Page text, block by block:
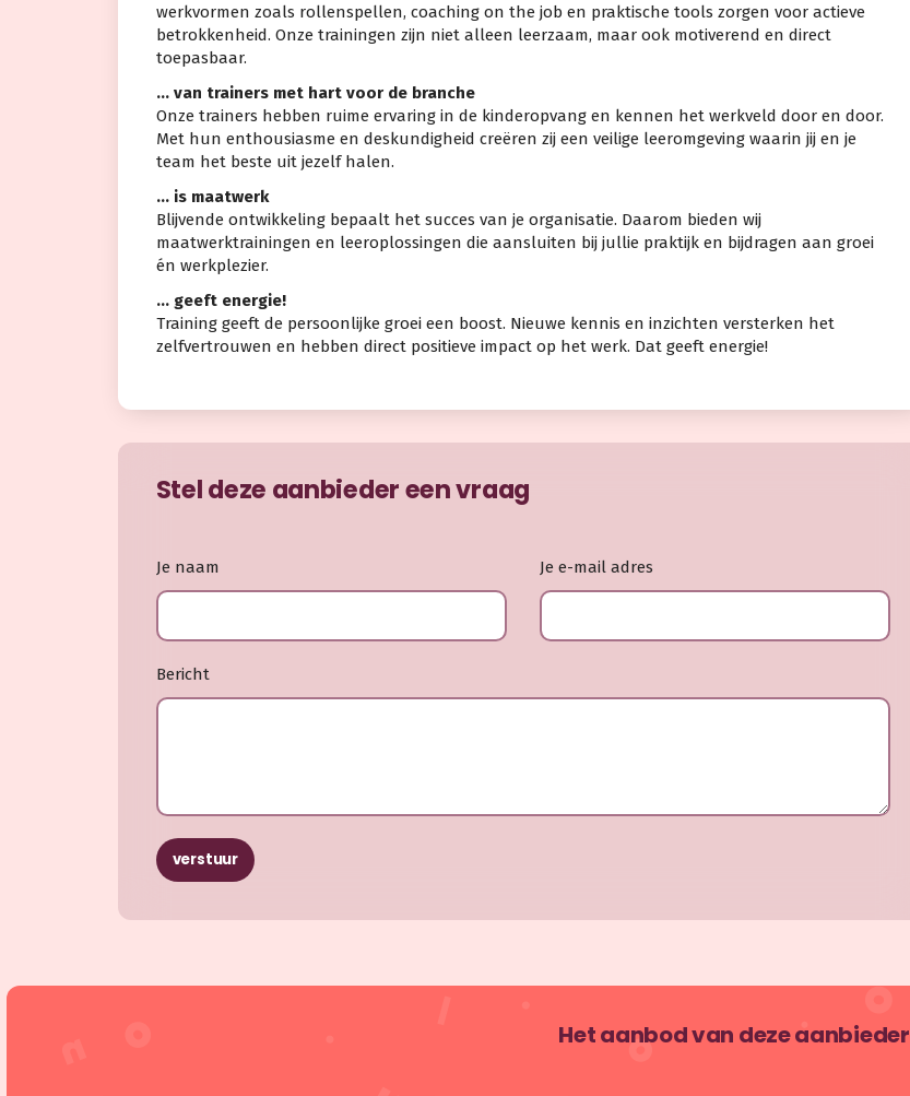
werkvormen zoals rollenspellen, coaching on the job en praktische tools zorgen voor actieve
betrokkenheid. Onze trainingen zijn niet alleen leerzaam, maar ook motiverend en direct
toepasbaar.
… van trainers met hart voor de branche
Onze trainers hebben ruime ervaring in de kinderopvang en kennen het werkveld door en door.
Met hun enthousiasme en deskundigheid creëren zij een veilige leeromgeving waarin jij en je
team het beste uit jezelf halen.
… is maatwerk
Blijvende ontwikkeling bepaalt het succes van je organisatie. Daarom bieden wij
maatwerktrainingen en leeroplossingen die aansluiten bij jullie praktijk en bijdragen aan groei
én werkplezier.
… geeft energie!
Training geeft de persoonlijke groei een boost. Nieuwe kennis en inzichten versterken het
zelfvertrouwen en hebben direct positieve impact op het werk. Dat geeft energie!
Stel deze aanbieder een vraag
Je naam Je e-mail adres
Bericht
verstuur
Het aanbod van deze aanbieder